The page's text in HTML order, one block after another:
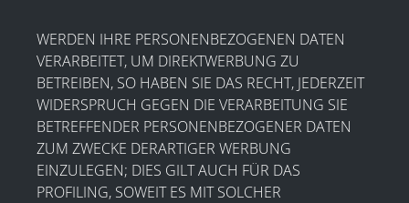
WERDEN IHRE PERSONENBEZOGENEN DATEN
VERARBEITET, UM DIREKTWERBUNG ZU
BETREIBEN, SO HABEN SIE DAS RECHT, JEDERZEIT
WIDERSPRUCH GEGEN DIE VERARBEITUNG SIE
BETREFFENDER PERSONENBEZOGENER DATEN
ZUM ZWECKE DERARTIGER WERBUNG
EINZULEGEN; DIES GILT AUCH FÜR DAS
PROFILING, SOWEIT ES MIT SOLCHER